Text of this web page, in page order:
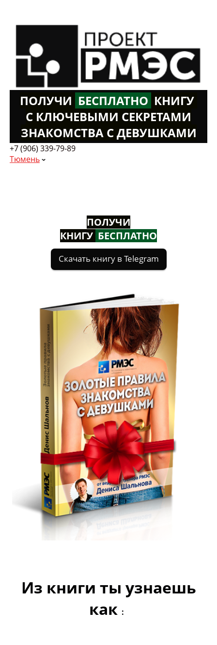
ПОЛУЧИ БЕСПЛАТНО КНИГУ
С КЛЮЧЕВЫМИ СЕКРЕТАМИ
ЗНАКОМСТВА С ДЕВУШКАМИ
+7 (906) 339-79-89
Тюмень
ПОЛУЧИ
КНИГУ БЕСПЛАТНО
Из книги ты узнаешь
как :